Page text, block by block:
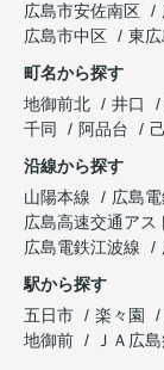
広島市安佐南区
広島市中区
東
町名から探す
地御前北
井口
千同
阿品台
沿線から探す
山陽本線
広島
広島高速交通アス
広島電鉄江波線
駅から探す
五日市
楽々園
地御前
ＪＡ広